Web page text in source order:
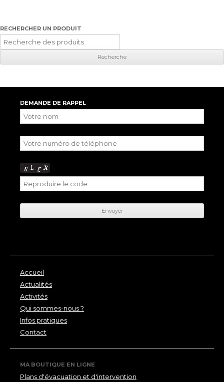
RECHERCHER UN PRODUIT
Recherche
pour
:
DEMANDE DE RAPPEL
Accueil
Actualités
Activités
Qui sommes-nous ?
Infos pratiques
Contact
MA BOUTIQUE EN LIGNE
Plans d'évacuation et d'intervention